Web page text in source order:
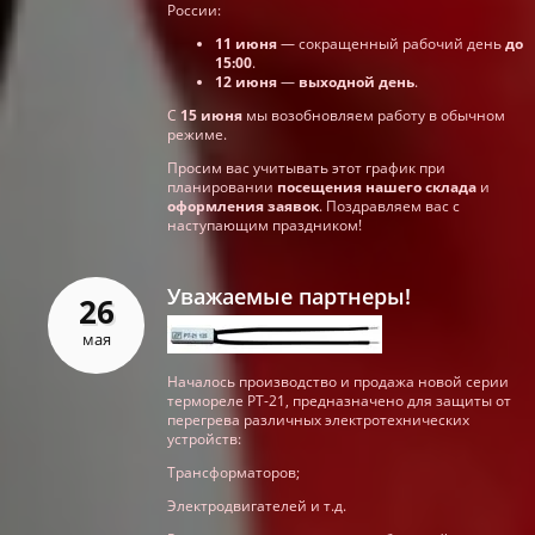
России:
11 июня— сокращенный рабочий деньдо
15:00.
12 июня— выходной день.
С 15 июня мы возобновляем работу в обычном
режиме.
Просим вас учитывать этот график при
планировании посещения нашего склада и
оформления заявок. Поздравляем вас с
наступающим праздником!
26
мая
Уважаемые партнеры!
Началось производство и продажа новой серии
термореле РТ-21, предназначено для защиты от
перегрева различных электротехнических
устройств:
Трансформаторов;
Электродвигателей и т.д.